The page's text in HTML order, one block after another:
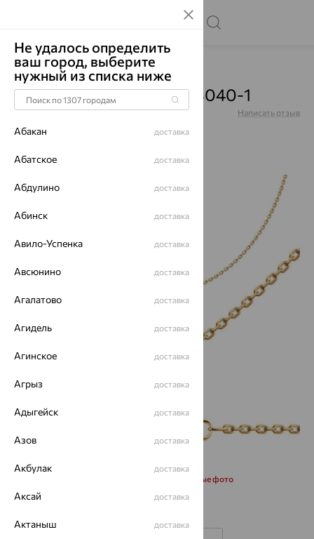
Главная Каталог Цепи
Цепь, золото, 51-180-03040-1
Артикул:51-180-03040-1 Написать отзыв
Запросить дополнительные фото
Не удалось определить
ваш город, выберите
нужный из списка ниже
Абакан доставка
Абатское доставка
Абдулино доставка
Абинск доставка
Авило-Успенка доставка
Авсюнино доставка
Агалатово доставка
Агидель доставка
Агинское доставка
Агрыз доставка
Адыгейск доставка
Азов доставка
Акбулак доставка
Аксай доставка
Актаныш доставка